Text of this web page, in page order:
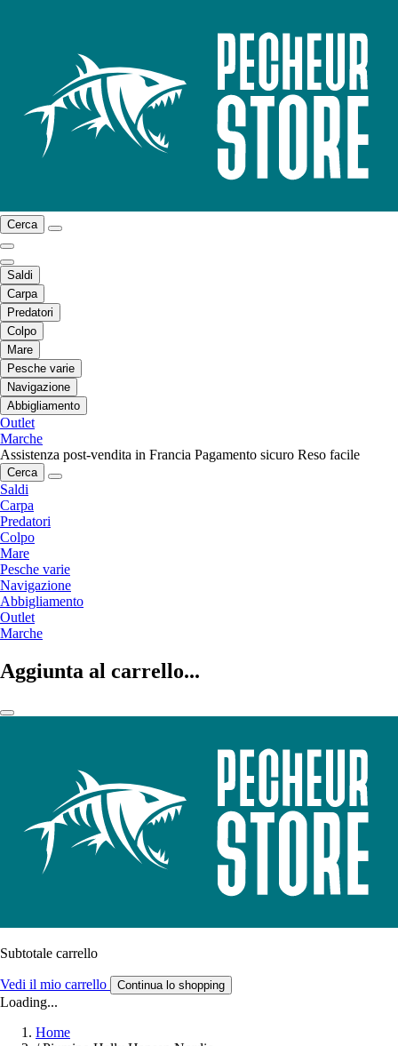
Cerca
Saldi
Carpa
Predatori
Colpo
Mare
Pesche varie
Navigazione
Abbigliamento
Outlet
Marche
Assistenza post-vendita in Francia Pagamento sicuro Reso facile
Cerca
Saldi
Carpa
Predatori
Colpo
Mare
Pesche varie
Navigazione
Abbigliamento
Outlet
Marche
Aggiunta al carrello...
Subtotale carrello
Vedi il mio carrello Continua lo shopping
Loading...
Home